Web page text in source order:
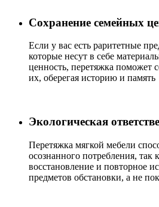
Сохранение семейных
Если у вас есть раритетные
которые несут в себе
ценность, перетяжка поможет
их, оберегая историю и память
Экологическая
Перетяжка мягкой мебели
осознанного потребления, так
восстановление и повторное
предметов обстановки, а не